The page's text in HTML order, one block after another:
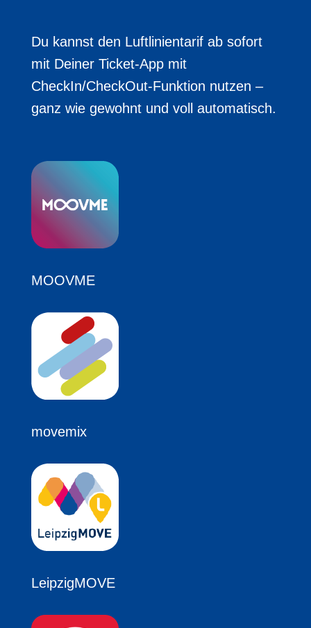
Du kannst den Luftlinientarif ab sofort
mit Deiner Ticket-App mit
CheckIn/CheckOut-Funktion nutzen –
ganz wie gewohnt und voll automatisch.
MOOVME
movemix
LeipzigMOVE